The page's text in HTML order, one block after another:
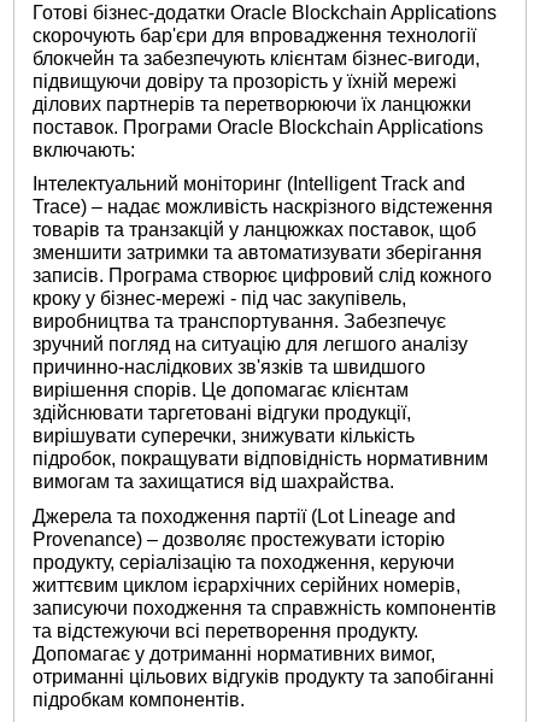
Готові бізнес-додатки Oracle Blockchain Applications
скорочують бар'єри для впровадження технології
блокчейн та забезпечують клієнтам бізнес-вигоди,
підвищуючи довіру та прозорість у їхній мережі
ділових партнерів та перетворюючи їх ланцюжки
поставок. Програми Oracle Blockchain Applications
включають:
Інтелектуальний моніторинг (Intelligent Track and
Trace) – надає можливість наскрізного відстеження
товарів та транзакцій у ланцюжках поставок, щоб
зменшити затримки та автоматизувати зберігання
записів. Програма створює цифровий слід кожного
кроку у бізнес-мережі - під час закупівель,
виробництва та транспортування. Забезпечує
зручний погляд на ситуацію для легшого аналізу
причинно-наслідкових зв'язків та швидшого
вирішення спорів. Це допомагає клієнтам
здійснювати таргетовані відгуки продукції,
вирішувати суперечки, знижувати кількість
підробок, покращувати відповідність нормативним
вимогам та захищатися від шахрайства.
Джерела та походження партії (Lot Lineage and
Provenance) – дозволяє простежувати історію
продукту, серіалізацію та походження, керуючи
життєвим циклом ієрархічних серійних номерів,
записуючи походження та справжність компонентів
та відстежуючи всі перетворення продукту.
Допомагає у дотриманні нормативних вимог,
отриманні цільових відгуків продукту та запобіганні
підробкам компонентів.